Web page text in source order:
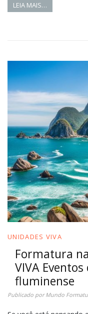
LEIA MAIS…
UNIDADES VIVA
Formatura
VIVA
fluminense
Publicado porMundo